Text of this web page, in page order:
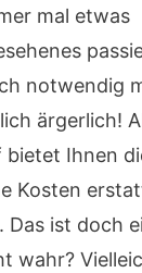
mal etwas
notwendig
ärgerlich!
bietet Ihnen
Kosten
Das ist doch
wahr?